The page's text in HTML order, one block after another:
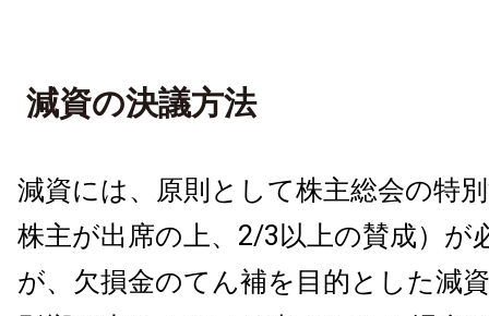
減資の決議方法
減資には、原則として株主総会の特
株主が出席の上、2/3以上の賛成）が
が、欠損金のてん補を目的とした減